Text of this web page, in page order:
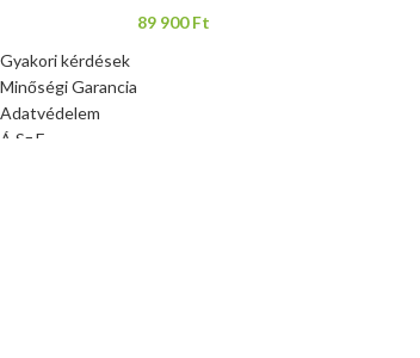
89 900Ft
Gyakori kérdések
Minőségi Garancia
Adatvédelem
Á.Sz.F.